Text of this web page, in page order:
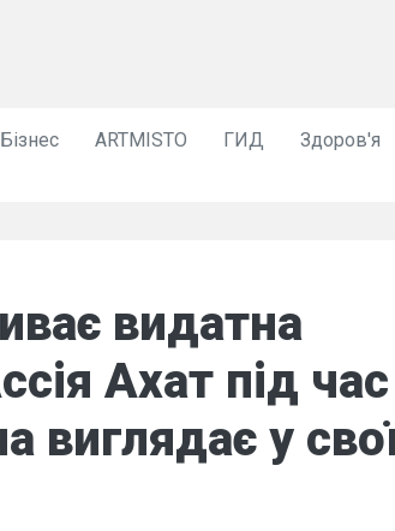
Бізнес ARTMISTO ГИД Здоров'я
видатна
Ахат під час
виглядає у